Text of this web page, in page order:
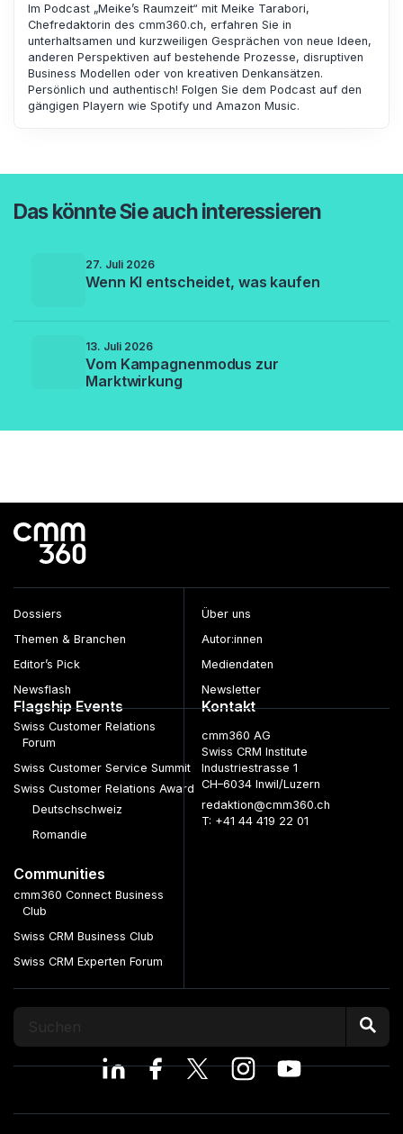
Im Podcast „Meike’s Raumzeit“ mit Meike Tarabori,
Chefredaktorin des cmm360.ch, erfahren Sie in
unterhaltsamen und kurzweiligen Gesprächen von neue Ideen,
anderen Perspektiven auf bestehende Prozesse, disruptiven
Business Modellen oder von kreativen Denkansätzen.
Persönlich und authentisch! Folgen Sie dem Podcast auf den
gängigen Playern wie Spotify und Amazon Music.
Das könnte Sie auch interessieren
27. Juli 2026
Wenn KI entscheidet, was kaufen
13. Juli 2026
Vom Kampagnenmodus zur
Marktwirkung
Dossiers
Themen & Branchen
Editor’s Pick
Newsflash
Über uns
Autor:innen
Mediendaten
Newsletter
Flagship Events
Swiss Customer Relations
Forum
Swiss Customer Service Summit
Swiss Customer Relations Award
Deutschschweiz
Romandie
Communities
cmm360 Connect Business
Club
Swiss CRM Business Club
Swiss CRM Experten Forum
Kontakt
cmm360 AG
Swiss CRM Institute
Industriestrasse 1
CH–6034 Inwil/Luzern
redaktion@cmm360.ch
T: +41 44 419 22 01